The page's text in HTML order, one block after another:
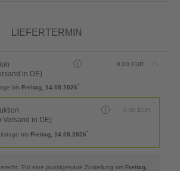
LIEFERTERMIN
in DE)
0,00 EUR
bis Freitag, 14.08.2026*
Versand in DE)
0,00 EUR
bis Freitag, 14.08.2026*
Für eine punktgenaue Zustellung am Freitag,